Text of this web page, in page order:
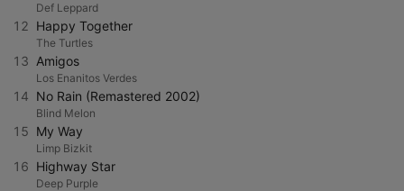
Def Leppard
12 Happy Together
The Turtles
13 Amigos
Los Enanitos Verdes
14 No Rain (Remastered 2002)
Blind Melon
15 My Way
Limp Bizkit
16 Highway Star
Deep Purple